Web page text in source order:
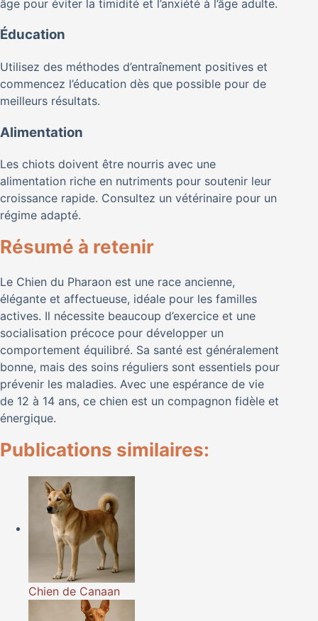
âge pour éviter la timidité et l’anxiété à l’âge adulte.
Éducation
Utilisez des méthodes d’entraînement positives et
commencez l’éducation dès que possible pour de
meilleurs résultats.
Alimentation
Les chiots doivent être nourris avec une
alimentation riche en nutriments pour soutenir leur
croissance rapide. Consultez un vétérinaire pour un
régime adapté.
Résumé à retenir
Le Chien du Pharaon est une race ancienne,
élégante et affectueuse, idéale pour les familles
actives. Il nécessite beaucoup d’exercice et une
socialisation précoce pour développer un
comportement équilibré. Sa santé est généralement
bonne, mais des soins réguliers sont essentiels pour
prévenir les maladies. Avec une espérance de vie
de 12 à 14 ans, ce chien est un compagnon fidèle et
énergique.
Publications similaires:
Chien de Canaan